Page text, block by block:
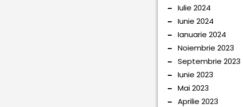
Iulie 2024
Iunie 2024
Ianuarie 2024
Noiembrie 2023
Septembrie 2023
Iunie 2023
Mai 2023
Aprilie 2023